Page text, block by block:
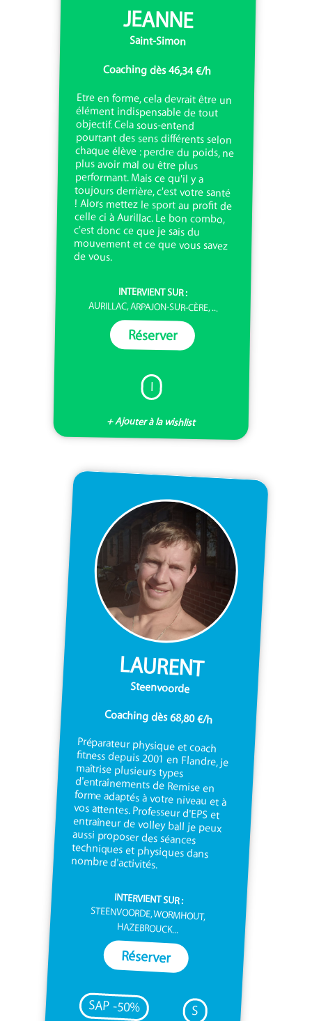
JEANNE
Saint-Simon
Coaching dès 46,34 €/h
Etre en forme, cela devrait être un
élément indispensable de tout
objectif. Cela sous-entend
pourtant des sens différents selon
chaque élève : perdre du poids, ne
plus avoir mal ou être plus
performant. Mais ce qu'il y a
toujours derrière, c'est votre santé
! Alors mettez le sport au profit de
celle ci à Aurillac. Le bon combo,
c'est donc ce que je sais du
mouvement et ce que vous savez
de vous.
INTERVIENT SUR :
AURILLAC, ARPAJON-SUR-CÈRE, ...
Réserver
I
+ Ajouter à la wishlist
LAURENT
Steenvoorde
Coaching dès 68,80 €/h
Préparateur physique et coach
fitness depuis 2001 en Flandre, je
maîtrise plusieurs types
d'entraînements de Remise en
forme adaptés à votre niveau et à
vos attentes. Professeur d'EPS et
entraîneur de volley ball je peux
aussi proposer des séances
techniques et physiques dans
nombre d'activités.
INTERVIENT SUR :
STEENVOORDE, WORMHOUT,
HAZEBROUCK...
Réserver
SAP -50% S